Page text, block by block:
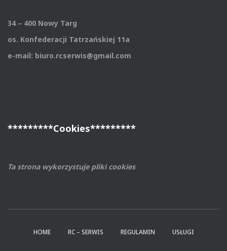
34 – 400 Nowy Targ
os. Konfederacji Tatrzańskiej 11a
e-mail: biuro.rcserwis@gmail.com
*********Cookies*********
Ta strona wykorzystuje pliki cookies.
HOME RC – SERWIS REGULAMIN USŁUGI